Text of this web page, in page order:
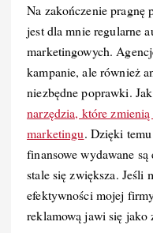
Na zakończenie pragnę
jest dla mnie regularne
marketingowych.
kampanie, ale również
niezbędne poprawki.
narzędzia, które
marketingu. Dzięki
finansowe wydawane
stale się zwiększa. Jeśli
efektywności mojej
reklamową jawi się jako